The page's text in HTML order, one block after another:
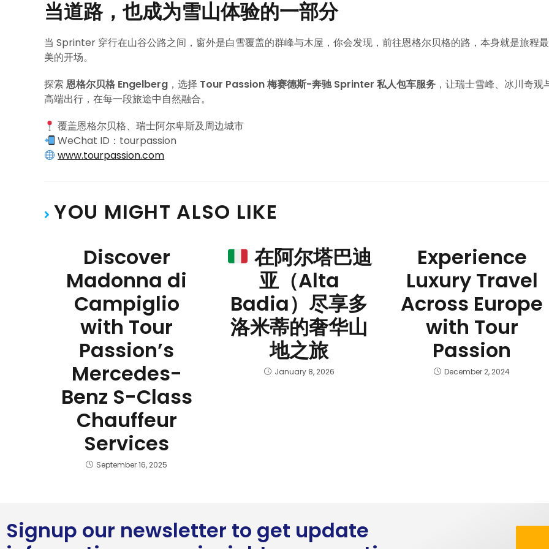
当道路，也成为雪山体验的一部分
当 Sprinter 穿行在山谷公路之间，窗外是白雪覆盖的群峰与木屋，你会发现，前往恩格尔贝格的路，本身就是旅程最
美的开场。
探索 恩格尔贝格 Engelberg ，选择 Tour Passion 梅赛德斯-奔驰 Sprinter 私人包车服务 ，让瑞士雪峰、冰川奇观
高端出行，在每一段旅途中自然融合。
覆盖恩格尔贝格、瑞士阿尔卑斯及周边城市
WeChat ID：tourpassion
www.tourpassion.com
YOU MIGHT ALSO LIKE
Discover
Madonna di
Campiglio
with Tour
Passion’s
Mercedes-
Benz S-Class
Chauffeur
Services
September 16, 2025
在阿尔塔巴迪
亚（Alta
Badia）尽享多
洛米蒂的奢华山
地之旅
January 8, 2026
Experience
Luxury Travel
Across Europe
with Tour
Passion
December 2, 2024
Signup our newsletter to get update